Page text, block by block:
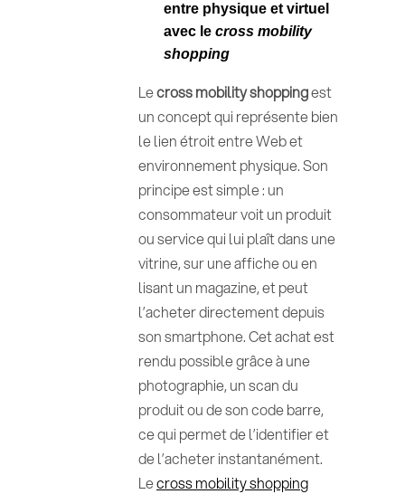
entre physique et virtuel
avec le cross mobility
shopping
Lecross mobility shoppingest
un concept qui représente bien
le lien étroit entre Web et
environnement physique. Son
principe est simple : un
consommateur voit un produit
ou service qui lui plaît dans une
vitrine, sur une affiche ou en
lisant un magazine, et peut
l’acheter directement depuis
son smartphone. Cet achat est
rendu possible grâce à une
photographie, un scan du
produit ou de son code barre,
ce qui permet de l’identifier et
de l’acheter instantanément.
Lecross mobility shopping